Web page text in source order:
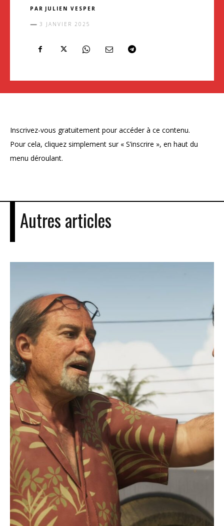
PAR JULIEN VESPER
3 JANVIER 2025
Inscrivez-vous gratuitement pour accéder à ce contenu.
Pour cela, cliquez simplement sur « S’inscrire », en haut du
menu déroulant.
Autres articles